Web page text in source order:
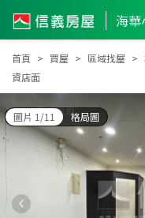
首頁 買屋 區域找屋
資店面
圖片 1/11 格局圖